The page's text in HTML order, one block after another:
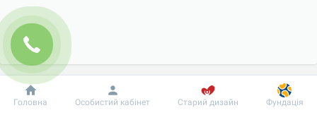
Добробут Інформація Пацієнту
Головна Особистий кабінет Старий дизайн Фундація